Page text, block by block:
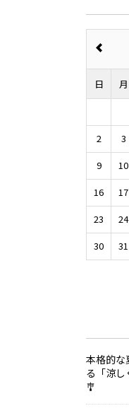
日 月
2
3
9
10
16
17
23
24
30
31
本格的な
る「涼
🎐